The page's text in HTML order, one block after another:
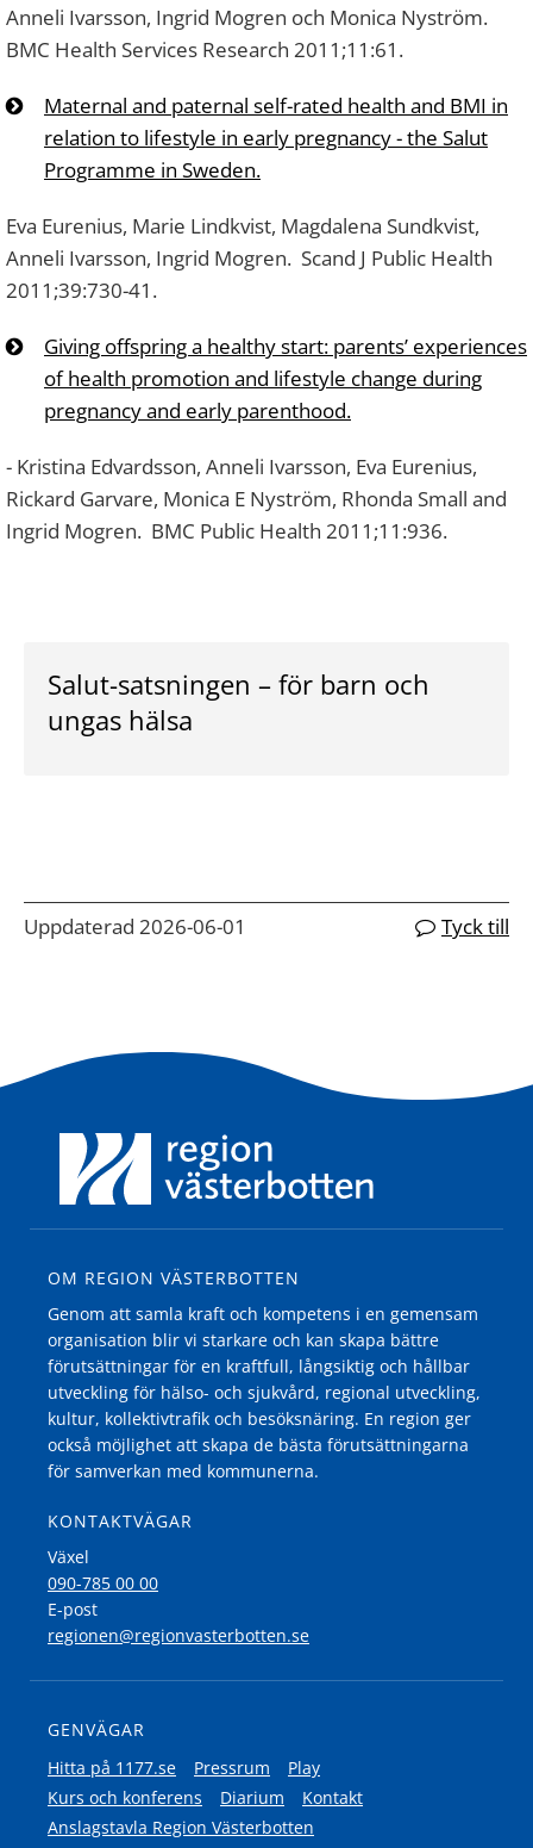
Anneli Ivarsson, Ingrid Mogren och Monica Nyström.
BMC Health Services Research 2011;11:61.
Maternal and paternal self-rated health and BMI in
relation to lifestyle in early pregnancy - the Salut
Programme in Sweden.
Eva Eurenius, Marie Lindkvist, Magdalena Sundkvist,
Anneli Ivarsson, Ingrid Mogren. Scand J Public Health
2011;39:730-41.
Giving offspring a healthy start: parents’ experiences
of health promotion and lifestyle change during
pregnancy and early parenthood.
- Kristina Edvardsson, Anneli Ivarsson, Eva Eurenius,
Rickard Garvare, Monica E Nyström, Rhonda Small and
Ingrid Mogren. BMC Public Health 2011;11:936.
Salut-satsningen – för barn och
ungas hälsa
Uppdaterad 2026-06-01 Tyck till
OM REGION VÄSTERBOTTEN
Genom att samla kraft och kompetens i en gemensam
organisation blir vi starkare och kan skapa bättre
förutsättningar för en kraftfull, långsiktig och hållbar
utveckling för hälso- och sjukvård, regional utveckling,
kultur, kollektivtrafik och besöksnäring. En region ger
också möjlighet att skapa de bästa förutsättningarna
för samverkan med kommunerna.
KONTAKTVÄGAR
Växel
090-785 00 00
E-post
regionen@regionvasterbotten.se
GENVÄGAR
Hitta på 1177.se
Pressrum
Play
Kurs och konferens
Diarium
Kontakt
Anslagstavla Region Västerbotten